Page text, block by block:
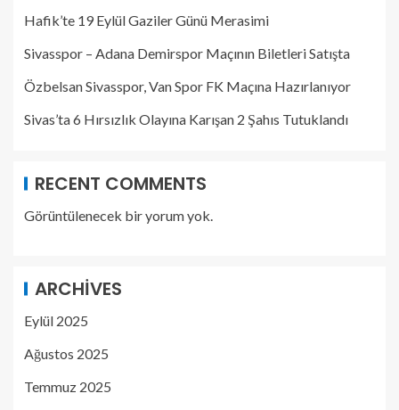
Hafik’te 19 Eylül Gaziler Günü Merasimi
Sivasspor – Adana Demirspor Maçının Biletleri Satışta
Özbelsan Sivasspor, Van Spor FK Maçına Hazırlanıyor
Sivas’ta 6 Hırsızlık Olayına Karışan 2 Şahıs Tutuklandı
RECENT COMMENTS
Görüntülenecek bir yorum yok.
ARCHIVES
Eylül 2025
Ağustos 2025
Temmuz 2025